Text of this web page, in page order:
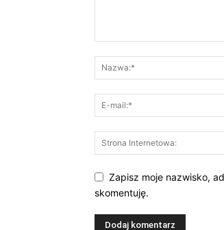
Zapisz moje nazwisko,
skomentuję.